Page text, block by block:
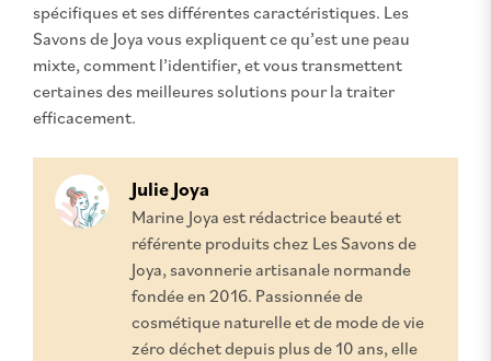
spécifiques et ses différentes caractéristiques. Les
Savons de Joya vous expliquent ce qu’est une peau
mixte, comment l’identifier, et vous transmettent
certaines des meilleures solutions pour la traiter
efficacement.
Julie Joya
Marine Joya est rédactrice beauté et
référente produits chez Les Savons de
Joya, savonnerie artisanale normande
fondée en 2016. Passionnée de
cosmétique naturelle et de mode de vie
zéro déchet depuis plus de 10 ans, elle